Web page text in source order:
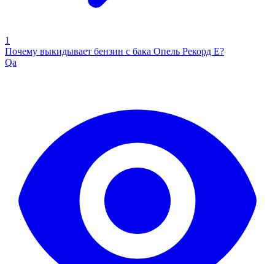
1
Почему выкидывает бензин с бака Опель Рекорд Е?
Qa